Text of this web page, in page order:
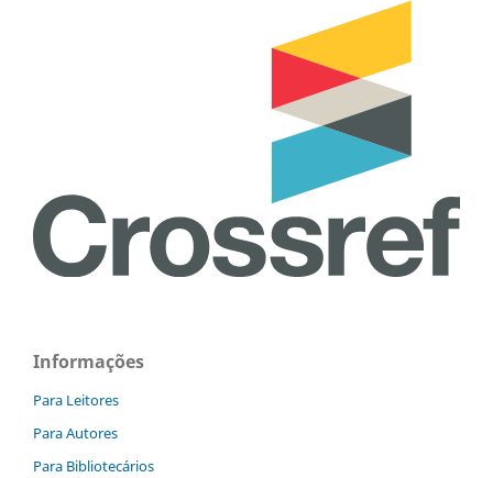
Informações
Para Leitores
Para Autores
Para Bibliotecários